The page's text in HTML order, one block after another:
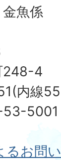
魚係
248-4
内線
53-5001
るお問